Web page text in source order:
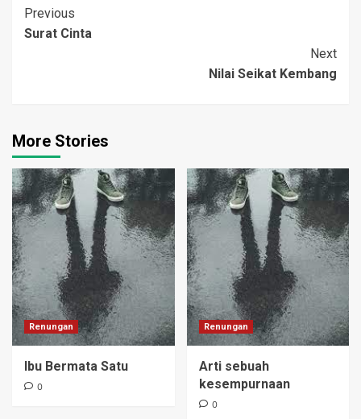
adik bungsu saya yang
masih berusia 3…
Post
Navigation
Previous
Surat Cinta
Next
Nilai Seikat Kembang
More Stories
Renungan
Ibu Bermata Satu
0
Renungan
Arti sebuah
kesempurnaan
0